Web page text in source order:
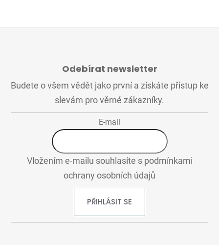
Odebírat newsletter
Budete o všem vědět jako první a získáte přístup ke
slevám pro věrné zákazníky.
E-mail
Vložením e-mailu souhlasíte s podmínkami
ochrany osobních údajů
PŘIHLÁSIT SE